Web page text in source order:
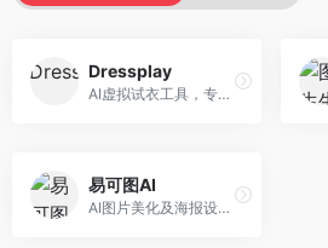
Dressplay
AI虚拟试衣工具，专注于服装电商体验。面向服装电商，提供虚拟试穿、尺码推荐、穿搭建议等服务，试衣体验真实。
易可图AI
AI图片美化及海报设计平台，专注于电商视觉设计。面向电商卖家，提供图片美化、海报设计、营销素材等服务，设计效率高。